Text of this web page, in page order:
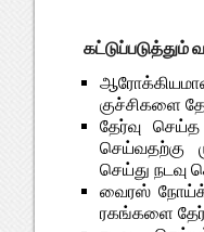
கட்டுப்படுத்தும்
குச்சிகளை
தேர்வு
செய்வதற்கு
செய்து நடவு
வைரஸ்
ரகங்களை